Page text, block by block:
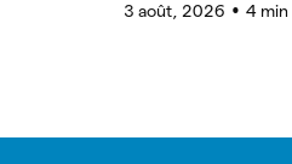
3 août, 2026 ● 4 min